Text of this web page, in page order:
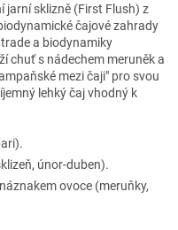
jarní sklizně (First Flush) z
čajové zahrady
a biodynamiky
chuť s nádechem meruněk a
mezi čaji" pro svou
lehký čaj vhodný k
únor-duben).
ovoce (meruňky,